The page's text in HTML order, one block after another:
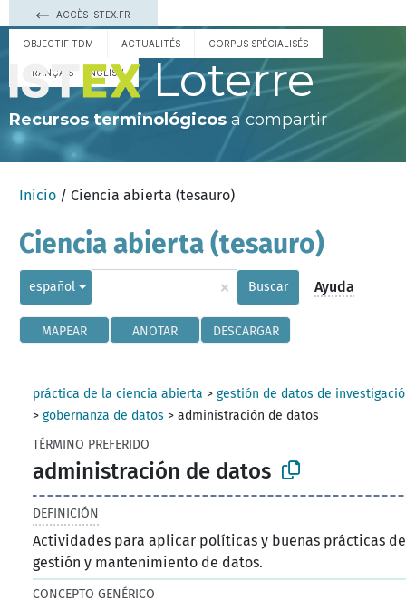
ACCÈS ISTEX.FR
OBJECTIF TDM ACTUALITÉS CORPUS SPÉCIALISÉS
FRANÇAIS ENGLISH Loterre
Recursos terminológicos a compartir
Inicio / Ciencia abierta (tesauro)
Ciencia abierta (tesauro)
español × Buscar Ayuda
MAPEAR ANOTAR DESCARGAR
práctica de la ciencia abierta >gestión de datos de
>gobernanza de datos >administración de datos
TÉRMINO PREFERIDO
administración de datos
DEFINICIÓN
Actividades para aplicar políticas y buenas prácticas de
gestión y mantenimiento de datos.
CONCEPTO GENÉRICO